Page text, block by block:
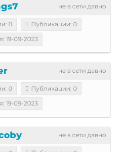
не в сети давно
0
Публикации: 0
19-09-2023
не в сети давно
0
Публикации: 0
19-09-2023
не в сети давно